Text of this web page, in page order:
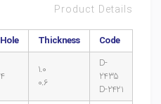
Product Details
Hole Thickness Code
4
1.0
0.6
D-
2435
D-2421